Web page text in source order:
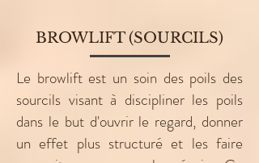
BROWLIFT (SOURCILS)
Le browlift est un soin des poils des
sourcils visant à discipliner les poils
dans le but d'ouvrir le regard, donner
un effet plus structuré et les faire